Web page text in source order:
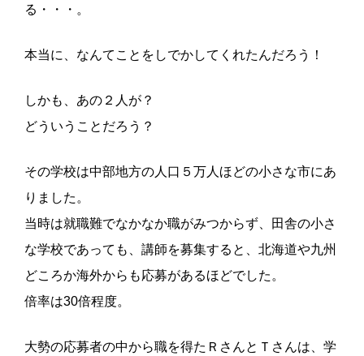
る・・・。
本当に、なんてことをしでかしてくれたんだろう！
しかも、あの２人が？
どういうことだろう？
その学校は中部地方の人口５万人ほどの小さな市にあ
りました。
当時は就職難でなかなか職がみつからず、田舎の小さ
な学校であっても、講師を募集すると、北海道や九州
どころか海外からも応募があるほどでした。
倍率は30倍程度。
大勢の応募者の中から職を得たＲさんとＴさんは、学